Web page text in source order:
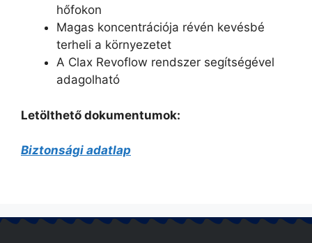
hőfokon
Magas koncentrációja révén kevésbé
terheli a környezetet
A Clax Revoflow rendszer segítségével
adagolható
Letölthető dokumentumok:
Biztonsági adatlap